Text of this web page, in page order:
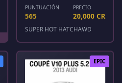
PUNTUACIÓN
565
PRECIO
20,000 CR
SUPER HOT HATCHAWD
EPIC